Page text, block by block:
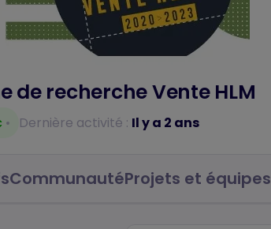
de recherche Vente HLM
Dernière activité : Il y a 2 ans
CommunautéProjets et équipes